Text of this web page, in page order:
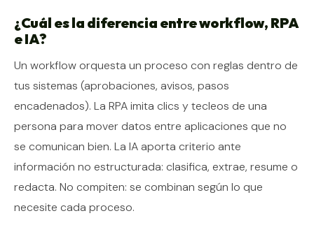
¿Cuál es la diferencia entre workflow, RPA
e IA?
Un workflow orquesta un proceso con reglas dentro de
tus sistemas (aprobaciones, avisos, pasos
encadenados). La RPA imita clics y tecleos de una
persona para mover datos entre aplicaciones que no
se comunican bien. La IA aporta criterio ante
información no estructurada: clasifica, extrae, resume o
redacta. No compiten: se combinan según lo que
necesite cada proceso.